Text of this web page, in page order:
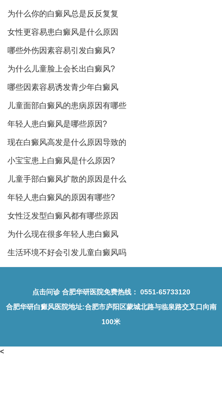
为什么你的白癜风总是反反复复
女性更容易患白癜风是什么原因
哪些外伤因素容易引发白癜风?
为什么儿童脸上会长出白癜风?
哪些因素容易诱发青少年白癜风
儿童面部白癜风的患病原因有哪些
年轻人患白癜风是哪些原因?
现在白癜风高发是什么原因导致的
小宝宝患上白癜风是什么原因?
儿童手部白癜风扩散的原因是什么
年轻人患白癜风的原因有哪些?
女性泛发型白癜风都有哪些原因
为什么现在很多年轻人患白癜风
生活环境不好会引发儿童白癜风吗
点击问诊合肥华研医院免费热线： 0551-65733120
合肥华研白癜风医院地址:合肥市庐阳区蒙城北路与临泉路交叉口向南
100米
<